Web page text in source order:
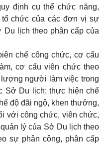
định cụ thể chức năng,
chức của các đơn vị sự
lịch theo phân cấp của
chế công chức, cơ cấu
cơ cấu viên chức theo
người làm việc trong
Sở Du lịch; thực hiện chế
độ đãi ngộ, khen thưởng,
với công chức, viên chức,
lý của Sở Du lịch theo
sự phân công, phân cấp